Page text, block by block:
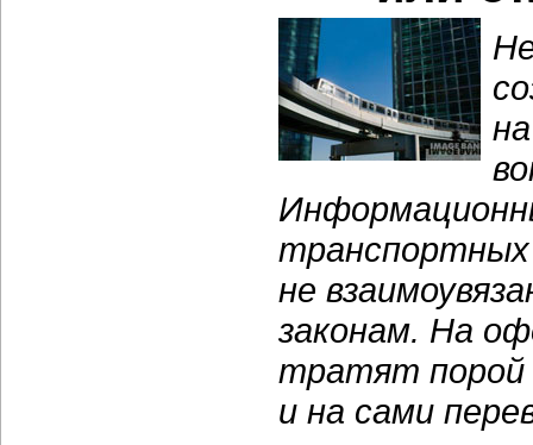
не
законам. На
тратят порой
и на сами